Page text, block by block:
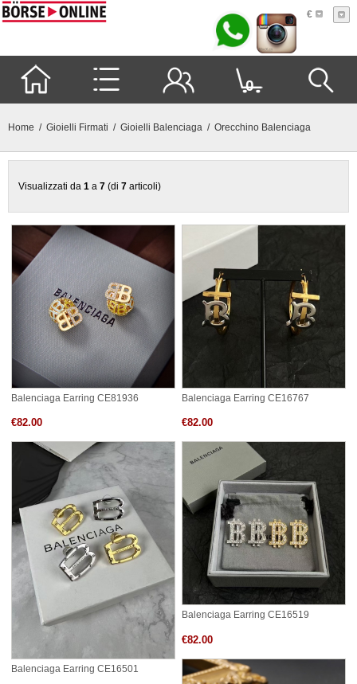
€
0
Home / Gioielli Firmati / Gioielli Balenciaga / Orecchino Balenciaga
Visualizzati da 1 a 7 (di 7 articoli)
Balenciaga Earring CE81936
€82.00
Balenciaga Earring CE16767
€82.00
Balenciaga Earring CE16501
Balenciaga Earring CE16519
€82.00